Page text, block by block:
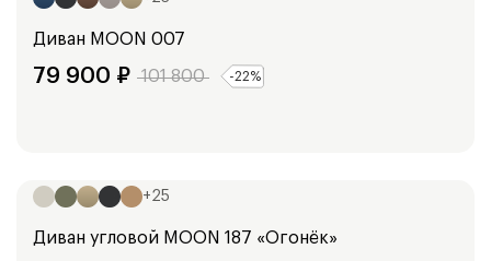
Диван MOON 007
79 900 ₽ 101 800 -22%
+25
Диван угловой MOON 187 «Огонёк»